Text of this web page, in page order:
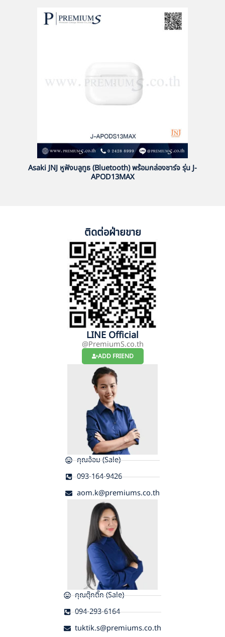
Asaki JNJ หูฟังบลูทูธ (Bluetooth) พร้อมกล่องชาร์จ รุ่น J-
APOD13MAX
ติดต่อฝ่ายขาย
LINE Official
@PremiumS.co.th
ADD FRIEND
คุณอ้อม (Sale)
093-164-9426
aom.k@premiums.co.th
คุณตุ๊กติ๊ก (Sale)
094-293-6164
tuktik.s@premiums.co.th